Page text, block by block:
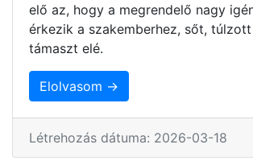
elő az, hogy a megrendelő nagy
érkezik a szakemberhez, sőt,
támaszt elé.
Elolvasom →
Létrehozás dátuma: 2026-03-18